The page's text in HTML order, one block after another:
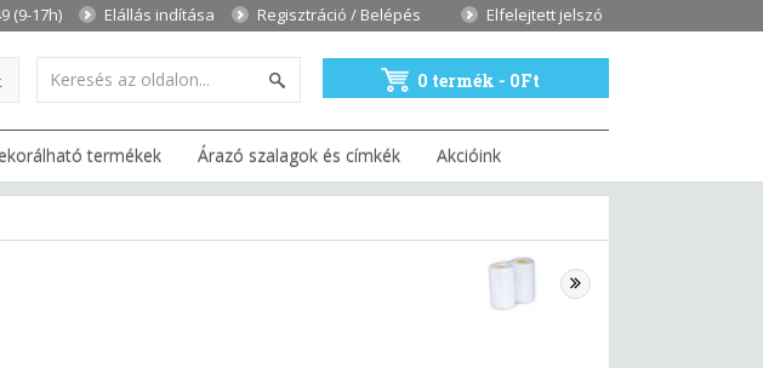
(9-17h) Elállás indítása Regisztráció / Belépés Elfelejtett jelszó
0 termék - 0Ft
termékek Árazó szalagok és címkék Akcióink